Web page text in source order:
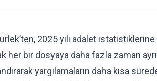
2025 yılı adalet
her bir dosyaya daha fazla zaman
yargılamaların daha kısa